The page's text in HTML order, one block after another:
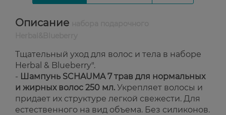
Описание
Тщательный уход для волос и тела в наборе
Herbal & Blueberry".
- Шампунь SCHAUMA 7 трав для нормальных
и жирных волос 250 мл. Укрепляет волосы и
придает их структуре легкой свежести. Для
естественного на вид объема. Без силиконов.